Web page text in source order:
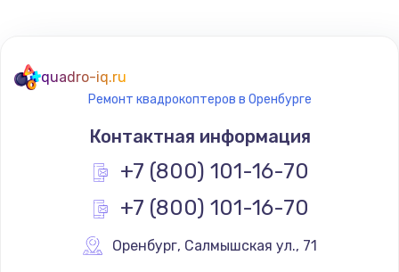
quadro-iq.ru
Ремонт квадрокоптеров в Оренбурге
Контактная информация
+7 (800) 101-16-70
+7 (800) 101-16-70
Оренбург, Салмышская ул., 71